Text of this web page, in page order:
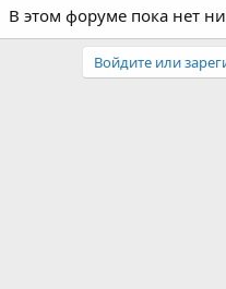
В этом форуме пока нет
Войдите или